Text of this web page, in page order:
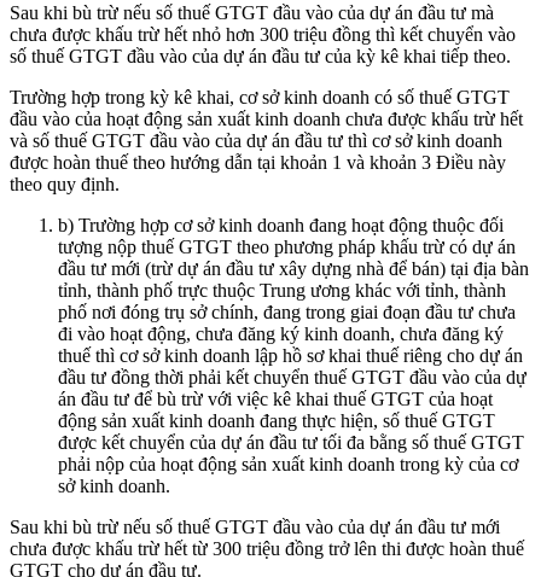
Sau khi bù trừ nếu số thuế GTGT đầu vào của dự án đầu tư mà
chưa được khấu trừ hết nhỏ hơn 300 triệu đồng thì kết chuyển vào
số thuế GTGT đầu vào của dự án đầu tư của kỳ kê khai tiếp theo.
Trường hợp trong kỳ kê khai, cơ sở kinh doanh có số thuế GTGT
đầu vào của hoạt động sản xuất kinh doanh chưa được khấu trừ hết
và số thuế GTGT đầu vào của dự án đầu tư thì cơ sở kinh doanh
được hoàn thuế theo hướng dẫn tại khoản 1 và khoản 3 Điều này
theo quy định.
b) Trường hợp cơ sở kinh doanh đang hoạt động thuộc đối
tượng nộp thuế GTGT theo phương pháp khấu trừ có dự án
đầu tư mới (trừ dự án đầu tư xây dựng nhà để bán) tại địa bàn
tỉnh, thành phố trực thuộc Trung ương khác với tỉnh, thành
phố nơi đóng trụ sở chính, đang trong giai đoạn đầu tư chưa
đi vào hoạt động, chưa đăng ký kinh doanh, chưa đăng ký
thuế thì cơ sở kinh doanh lập hồ sơ khai thuế riêng cho dự án
đầu tư đồng thời phải kết chuyển thuế GTGT đầu vào của dự
án đầu tư để bù trừ với việc kê khai thuế GTGT của hoạt
động sản xuất kinh doanh đang thực hiện, số thuế GTGT
được kết chuyển của dự án đầu tư tối đa bằng số thuế GTGT
phải nộp của hoạt động sản xuất kinh doanh trong kỳ của cơ
sở kinh doanh.
Sau khi bù trừ nếu số thuế GTGT đầu vào của dự án đầu tư mới
chưa được khấu trừ hết từ 300 triệu đồng trở lên thi được hoàn thuế
GTGT cho dự án đầu tư.